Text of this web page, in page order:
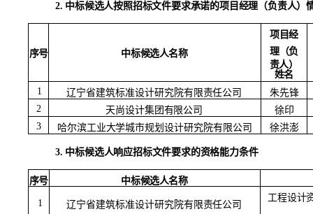
2. 中标候选人按照招标文件要求承诺的项目经理（负责人）
序号 中标候选人名称
项目经
理（负
责人）
姓名
1
辽宁省建筑标准设计研究院有限责任公司
朱先锋
2
天尚设计集团有限公司
徐印
3
哈尔滨工业大学城市规划设计研究院有限公司 徐洪澎
3. 中标候选人响应招标文件要求的资格能力条件
序号 中标候选人名称
1 辽宁省建筑标准设计研究院有限责任公司
工程设计